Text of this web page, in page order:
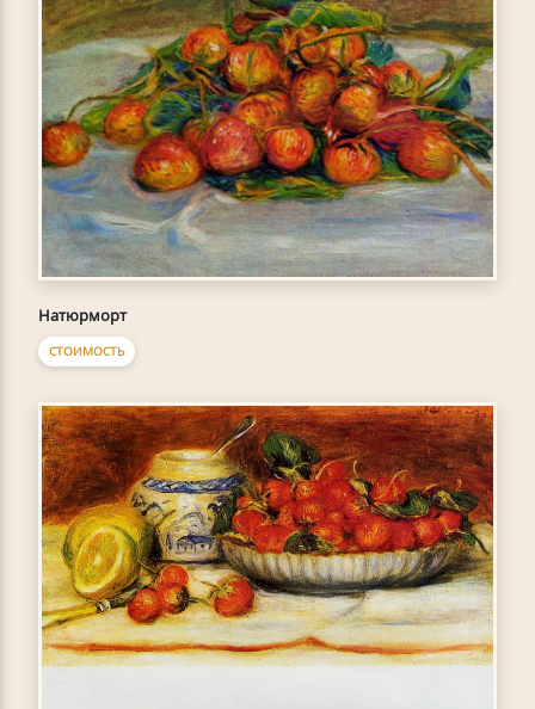
Натюрморт
СТОИМОСТЬ